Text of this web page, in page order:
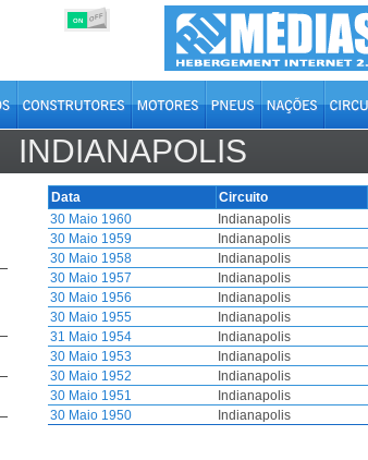
ON OFF
INDIANAPOLIS
Data
Circuito
30 Maio 1960
Indianapolis
30 Maio 1959
Indianapolis
30 Maio 1958
Indianapolis
30 Maio 1957
Indianapolis
30 Maio 1956
Indianapolis
30 Maio 1955
Indianapolis
31 Maio 1954
Indianapolis
30 Maio 1953
Indianapolis
30 Maio 1952
Indianapolis
30 Maio 1951
Indianapolis
30 Maio 1950
Indianapolis